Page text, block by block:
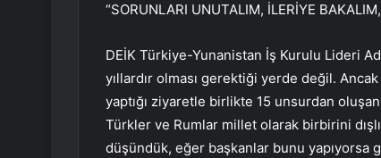
“SORUNLARI UNUTALIM, İLERİYE
DEİK Türkiye-Yunanistan İş Kurulu Lideri
yıllardır olması gerektiği yerde değil. Ancak
yaptığı ziyaretle birlikte 15 unsurdan
Türkler ve Rumlar millet olarak birbirini
düşündük, eğer başkanlar bunu yapıyorsa